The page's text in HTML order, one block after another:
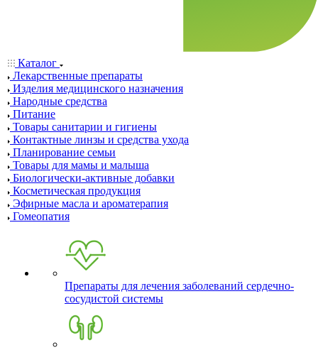
Каталог
Лекарственные препараты
Изделия медицинского назначения
Народные средства
Питание
Товары санитарии и гигиены
Контактные линзы и средства ухода
Планирование семьи
Товары для мамы и малыша
Биологически-активные добавки
Косметическая продукция
Эфирные масла и ароматерапия
Гомеопатия
Препараты для лечения заболеваний сердечно-
сосудистой системы